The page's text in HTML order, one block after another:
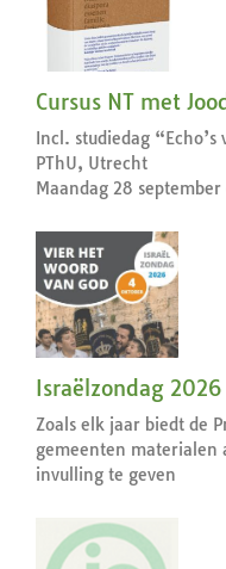
Cursus NT met
Incl. studiedag “Echo’s
PThU, Utrecht
Maandag 28
Israëlzondag 2026
Zoals elk jaar biedt de
gemeenten materialen
invulling te geven